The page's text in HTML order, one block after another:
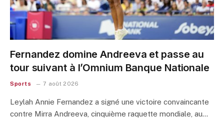
Fernandez domine Andreeva et passe au
tour suivant à l’Omnium Banque Nationale
Sports 7 août 2026
Leylah Annie Fernandez a signé une victoire convaincante
contre Mirra Andreeva, cinquième raquette mondiale, au…